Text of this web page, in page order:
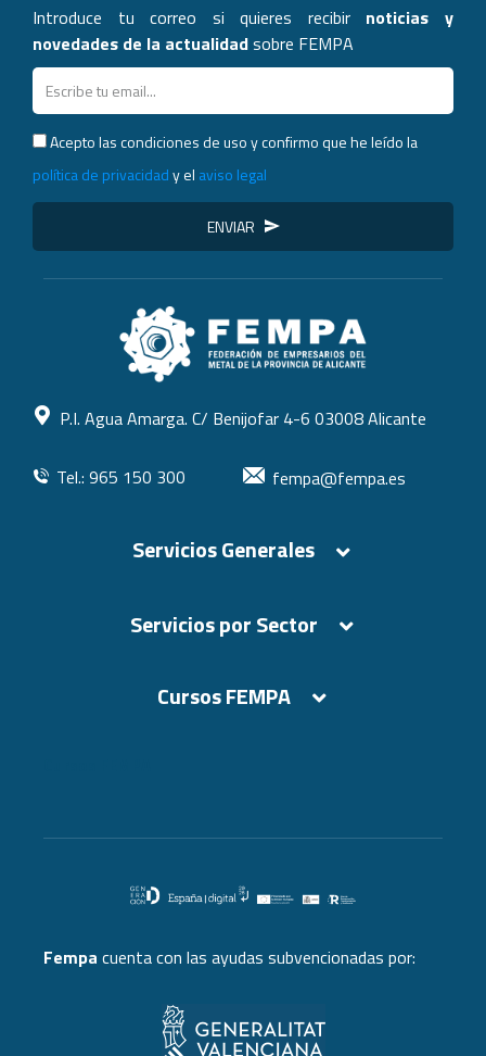
Introduce tu correo si quieres recibir noticias y
novedades de la actualidadsobre FEMPA
Acepto las condiciones de uso y confirmo que he leído la
política de privacidady el aviso legal
ENVIAR
P.I. Agua Amarga. C/ Benijofar 4-6 03008 Alicante
Tel.: 965 150 300 fempa@fempa.es
Servicios Generales
Servicios por Sector
Cursos FEMPA
Fempa cuenta con las ayudas subvencionadas por: